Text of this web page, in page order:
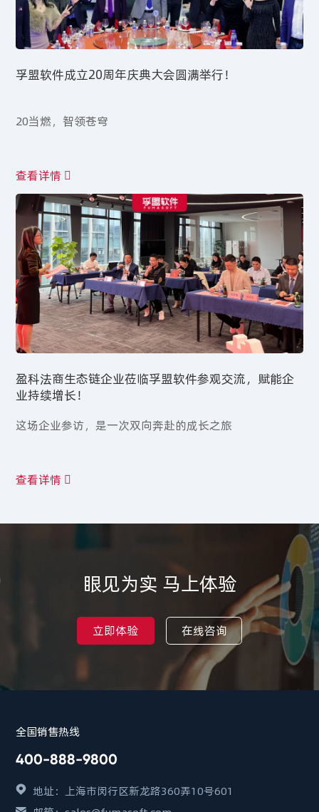
孚盟软件成立20周年庆典大会圆满举行！
20当燃，智领苍穹
查看详情
盈科法商生态链企业莅临孚盟软件参观交流，赋能企
业持续增长！
​这场企业参访，是一次双向奔赴的成长之旅
查看详情
眼见为实 马上体验
立即体验 在线咨询
全国销售热线
400-888-9800
地址：上海市闵行区新龙路360弄10号601